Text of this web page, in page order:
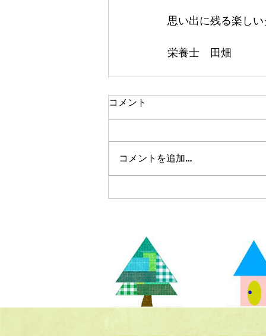
思い出に残る楽し
栄養士　田畑
コメント
コメントを追加…